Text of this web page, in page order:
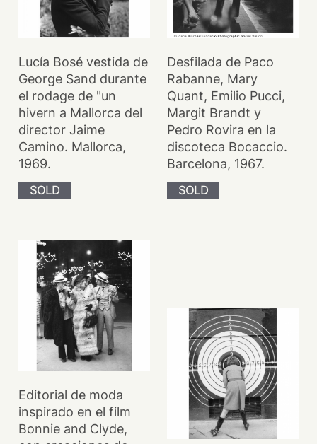
Lucía Bosé vestida de
George Sand durante
el rodage de "un
hivern a Mallorca del
director Jaime
Camino. Mallorca,
1969.
SOLD
Desfilada de Paco
Rabanne, Mary
Quant, Emilio Pucci,
Margit Brandt y
Pedro Rovira en la
discoteca Bocaccio.
Barcelona, 1967.
SOLD
Editorial de moda
inspirado en el film
Bonnie and Clyde,